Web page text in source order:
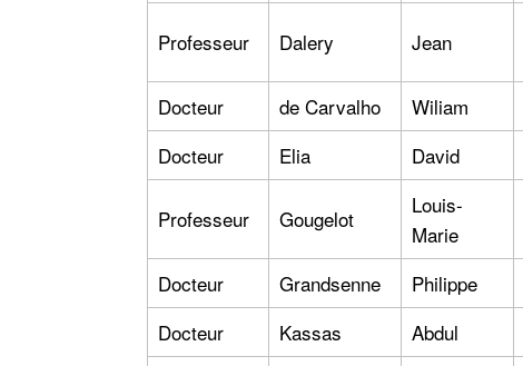
Professeur Dalery Jean
Docteur de Carvalho Wiliam
Docteur
Elia David
Professeur Gougelot
Louis-
Marie
Docteur Grandsenne Philippe
Docteur
Kassas Abdul